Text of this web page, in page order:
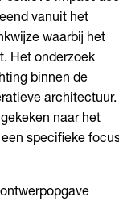
vanuit het
waarbij het
Het onderzoek
binnen de
architectuur.
naar het
specifieke